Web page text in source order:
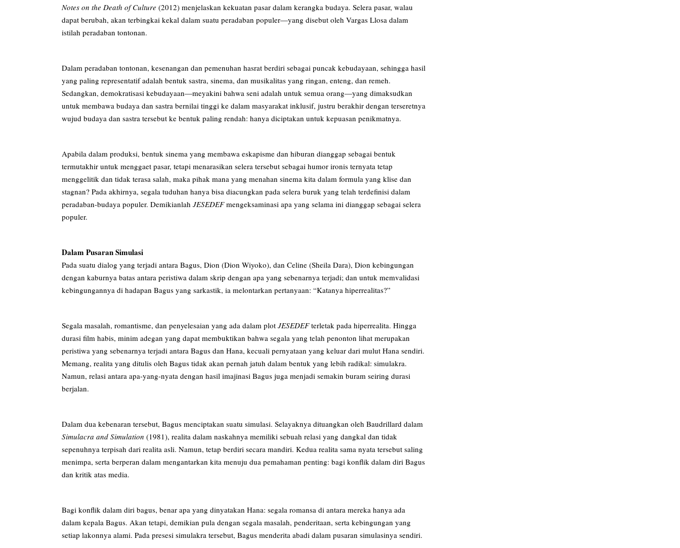
Notes on the Death of Culture (2012) menjelaskan kekuatan pasar dalam kerangka budaya. Selera pasar, walau
dapat berubah, akan terbingkai kekal dalam suatu peradaban populer—yang disebut oleh Vargas Llosa dalam
istilah peradaban tontonan.
Dalam peradaban tontonan, kesenangan dan pemenuhan hasrat berdiri sebagai puncak kebudayaan, sehingga hasil
yang paling representatif adalah bentuk sastra, sinema, dan musikalitas yang ringan, enteng, dan remeh.
Sedangkan, demokratisasi kebudayaan—meyakini bahwa seni adalah untuk semua orang—yang dimaksudkan
untuk membawa budaya dan sastra bernilai tinggi ke dalam masyarakat inklusif, justru berakhir dengan terseretnya
wujud budaya dan sastra tersebut ke bentuk paling rendah: hanya diciptakan untuk kepuasan penikmatnya.
Apabila dalam produksi, bentuk sinema yang membawa eskapisme dan hiburan dianggap sebagai bentuk
termutakhir untuk menggaet pasar, tetapi menarasikan selera tersebut sebagai humor ironis ternyata tetap
menggelitik dan tidak terasa salah, maka pihak mana yang menahan sinema kita dalam formula yang klise dan
stagnan? Pada akhirnya, segala tuduhan hanya bisa diacungkan pada selera buruk yang telah terdefinisi dalam
peradaban-budaya populer. Demikianlah JESEDEFmengeksaminasi apa yang selama ini dianggap sebagai selera
populer.
Dalam Pusaran Simulasi
Pada suatu dialog yang terjadi antara Bagus, Dion (Dion Wiyoko), dan Celine (Sheila Dara), Dion kebingungan
dengan kaburnya batas antara peristiwa dalam skrip dengan apa yang sebenarnya terjadi; dan untuk memvalidasi
kebingungannya di hadapan Bagus yang sarkastik, ia melontarkan pertanyaan: “Katanya hiperrealitas?”
Segala masalah, romantisme, dan penyelesaian yang ada dalam plot JESEDEFterletak pada hiperrealita. Hingga
durasi film habis, minim adegan yang dapat membuktikan bahwa segala yang telah penonton lihat merupakan
peristiwa yang sebenarnya terjadi antara Bagus dan Hana, kecuali pernyataan yang keluar dari mulut Hana sendiri.
Memang, realita yang ditulis oleh Bagus tidak akan pernah jatuh dalam bentuk yang lebih radikal: simulakra.
Namun, relasi antara apa-yang-nyata dengan hasil imajinasi Bagus juga menjadi semakin buram seiring durasi
berjalan.
Dalam dua kebenaran tersebut, Bagus menciptakan suatu simulasi. Selayaknya dituangkan oleh Baudrillard dalam
Simulacra and Simulation (1981), realita dalam naskahnya memiliki sebuah relasi yang dangkal dan tidak
sepenuhnya terpisah dari realita asli. Namun, tetap berdiri secara mandiri. Kedua realita sama nyata tersebut saling
menimpa, serta berperan dalam mengantarkan kita menuju dua pemahaman penting: bagi konflik dalam diri Bagus
dan kritik atas media.
Bagi konflik dalam diri bagus, benar apa yang dinyatakan Hana: segala romansa di antara mereka hanya ada
dalam kepala Bagus. Akan tetapi, demikian pula dengan segala masalah, penderitaan, serta kebingungan yang
setiap lakonnya alami. Pada presesi simulakra tersebut, Bagus menderita abadi dalam pusaran simulasinya sendiri.